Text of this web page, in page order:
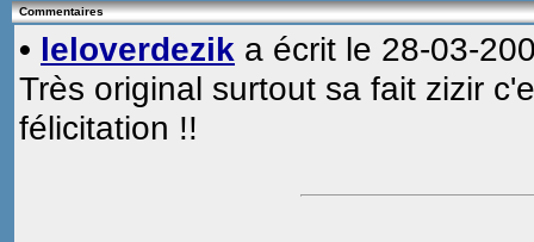
Commentaires
• leloverdezik a écrit le 28-03-
Très original surtout sa fait zizir
félicitation !!